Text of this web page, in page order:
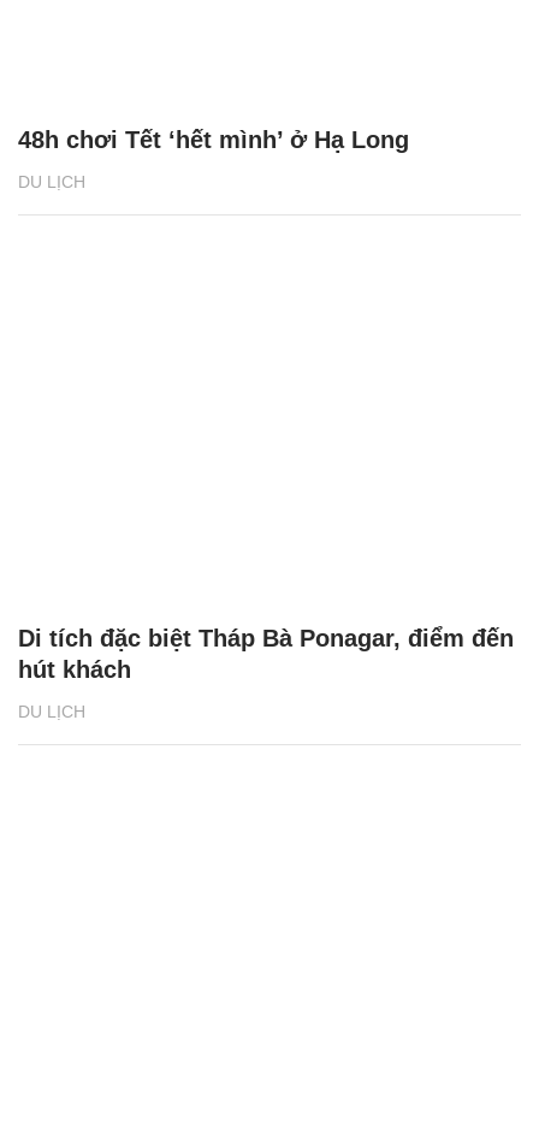
DU LỊCH
48h chơi Tết ‘hết mình’ ở Hạ Long
DU LỊCH
Di tích đặc biệt Tháp Bà Ponagar, điểm đến
hút khách